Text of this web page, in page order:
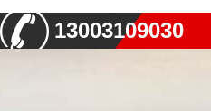
13003109030